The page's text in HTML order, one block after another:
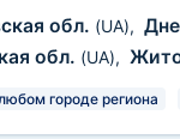
обл. (UA),
обл. (UA),
городе региона